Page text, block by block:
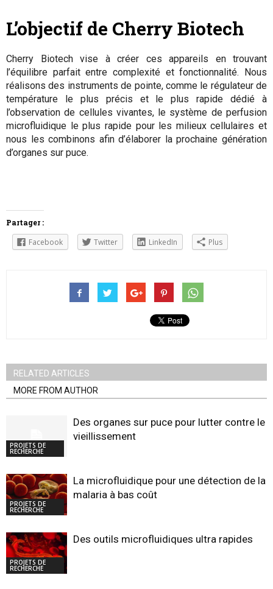
L’objectif de Cherry Biotech
Cherry Biotech vise à créer ces appareils en trouvant
l’équilibre parfait entre complexité et fonctionnalité. Nous
réalisons des instruments de pointe, comme le régulateur de
température le plus précis et le plus rapide dédié à
l’observation de cellules vivantes, le système de perfusion
microfluidique le plus rapide pour les milieux cellulaires et
nous les combinons afin d’élaborer la prochaine génération
d’organes sur puce.
Partager :
Facebook Twitter LinkedIn Plus
RELATED ARTICLES
MORE FROM AUTHOR
PROJETS DE
RECHERCHE
Des organes sur puce pour lutter contre le
vieillissement
PROJETS DE
RECHERCHE
La microfluidique pour une détection de la
malaria à bas coût
PROJETS DE
RECHERCHE
Des outils microfluidiques ultra rapides